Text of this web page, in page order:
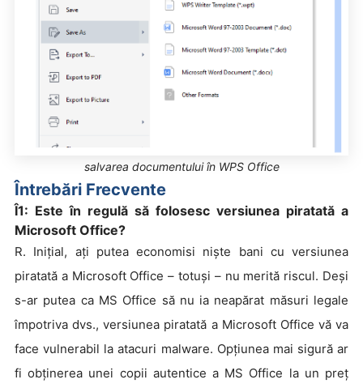
salvarea documentului în WPS Office
Întrebări Frecvente
Î1: Este în regulă să folosesc versiunea piratată a
Microsoft Office?
R. Inițial, ați putea economisi niște bani cu versiunea
piratată a Microsoft Office – totuși – nu merită riscul. Deși
s-ar putea ca MS Office să nu ia neapărat măsuri legale
împotriva dvs., versiunea piratată a Microsoft Office vă va
face vulnerabil la atacuri malware. Opțiunea mai sigură ar
fi obținerea unei copii autentice a MS Office la un preț